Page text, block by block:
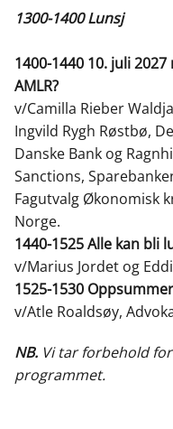
1300-1400 Lunsj
1400-1440 10. juli
AMLR?
v/Camilla Rieber
Ingvild Rygh Røstbø,
Danske Bank og
Sanctions,
Fagutvalg Økonomisk
Norge.
1440-1525 Alle kan bli
v/Marius Jordet og
1525-1530
v/Atle Roaldsøy,
NB. Vi tar forbehold
programmet.